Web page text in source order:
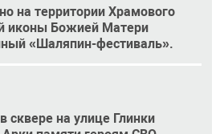
на территории Храмового
иконы Божией Матери
«Шаляпин-фестиваль».
сквере на улице Глинки